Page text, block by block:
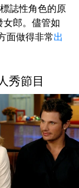
誌性角色的原
女郎。儘管如
面做得非常出
秀節目